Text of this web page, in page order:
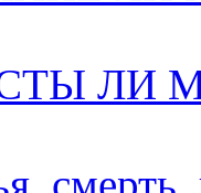
ЛИ
смерть,